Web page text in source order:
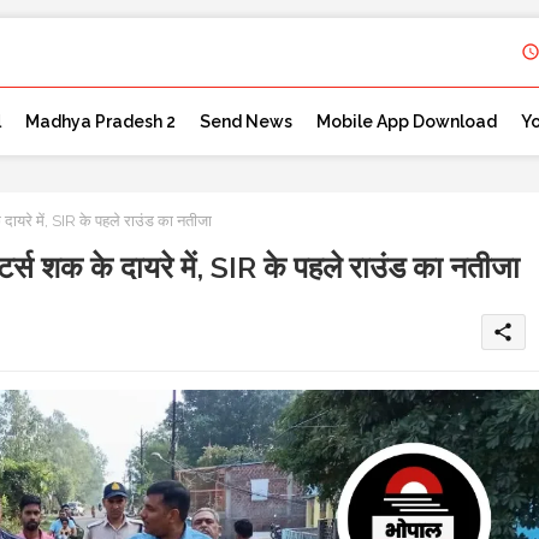
Madhya Pradesh 2 Send News Mobile App Download
में, SIR के पहले राउंड का नतीजा
शक के दायरे में, SIR के पहले राउंड का नतीजा
share